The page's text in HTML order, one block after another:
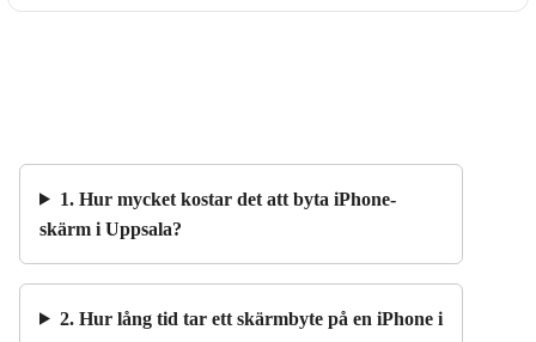
1. Hur mycket kostar det att byta iPhone-
skärm i Uppsala?
2. Hur lång tid tar ett skärmbyte på en iPhone i